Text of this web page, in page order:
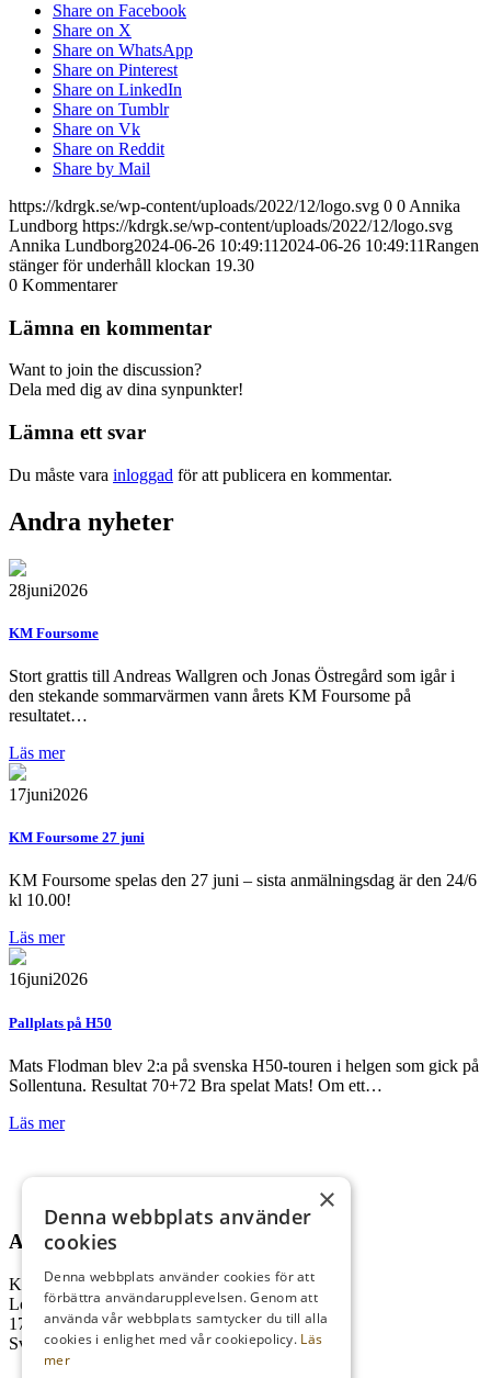
Share on Facebook
Share on X
Share on WhatsApp
Share on Pinterest
Share on LinkedIn
Share on Tumblr
Share on Vk
Share on Reddit
Share by Mail
https://kdrgk.se/wp-content/uploads/2022/12/logo.svg 0 0 Annika
Lundborg https://kdrgk.se/wp-content/uploads/2022/12/logo.svg
Annika Lundborg2024-06-26 10:49:11 2024-06-26 10:49:11Rangen
stänger för underhåll klockan 19.30
0 Kommentarer
Lämna en kommentar
Want to join the discussion?
Dela med dig av dina synpunkter!
Lämna ett svar
Du måste vara inloggad för att publicera en kommentar.
Andra nyheter
28juni2026
KM Foursome
Stort grattis till Andreas Wallgren och Jonas Östregård som igår i
den stekande sommarvärmen vann årets KM Foursome på
resultatet…
Läs mer
17juni2026
KM Foursome 27 juni
KM Foursome spelas den 27 juni – sista anmälningsdag är den 24/6
kl 10.00!
Läs mer
16juni2026
Pallplats på H50
Mats Flodman blev 2:a på svenska H50-touren i helgen som gick på
Sollentuna. Resultat 70+72 Bra spelat Mats! Om ett…
Läs mer
ADRESS
Kungl. Drottningholms GK
Lovö Kyrkallé 1
178 93 Drottningholm
Sverige
×
Denna webbplats använder
cookies
Denna webbplats använder cookies för att
förbättra användarupplevelsen. Genom att
använda vår webbplats samtycker du till alla
cookies i enlighet med vår cookiepolicy. Läs
mer